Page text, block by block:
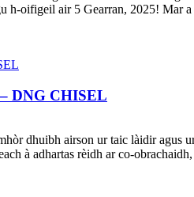
h-oifigeil air 5 Gearran, 2025! Mar
DNG CHISEL
dhuibh airson ur taic làidir agus
à adhartas rèidh ar co-